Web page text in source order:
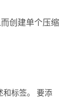
创建单个压缩
和标签。 要添